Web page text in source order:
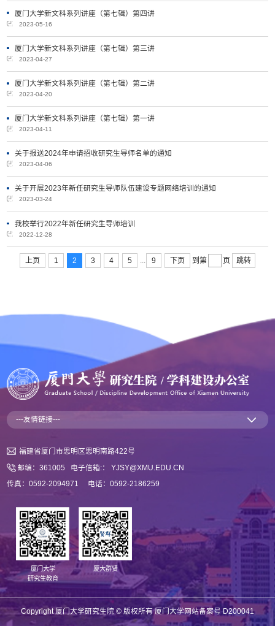
厦门大学新文科系列讲座（第七辑）第四讲
2023-05-16
厦门大学新文科系列讲座（第七辑）第三讲
2023-04-27
厦门大学新文科系列讲座（第七辑）第二讲
2023-04-20
厦门大学新文科系列讲座（第七辑）第一讲
2023-04-11
关于报送2024年申请招收研究生导师名单的通知
2023-04-06
关于开展2023年新任研究生导师队伍建设专题网络培训的通知
2023-03-24
我校举行2022年新任研究生导师培训
2022-12-28
上页 1 2 3 4 5 ... 9 下页 到第 页 跳转
---友情链接---
福建省厦门市思明区思明南路422号
邮编：361005 电子信箱:： YJSY@XMU.EDU.CN
传真：0592-2094971 电话：0592-2186259
厦门大学
研究生教育
厦大群贤
Copyright 厦门大学研究生院 © ️版权所有 厦门大学网站备案号 D200041